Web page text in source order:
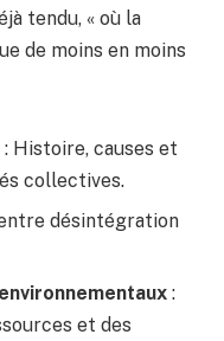
tendu, « où la
de moins en moins
: Histoire, causes et
collectives.
désintégration
:
et des